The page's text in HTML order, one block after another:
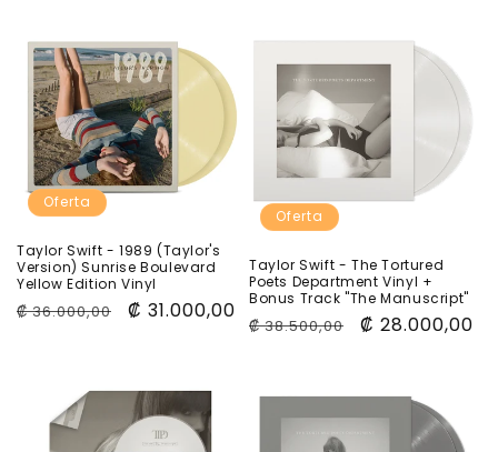
Oferta
Taylor Swift - 1989 (Taylor's
Version) Sunrise Boulevard
Yellow Edition Vinyl
Precio
₡ 36.000,00
Precio
₡ 31.000,00
Oferta
Taylor Swift - The Tortured
Poets Department Vinyl +
Bonus Track "The Manuscript"
Precio
₡ 38.500,00
Precio
₡ 28.000,00